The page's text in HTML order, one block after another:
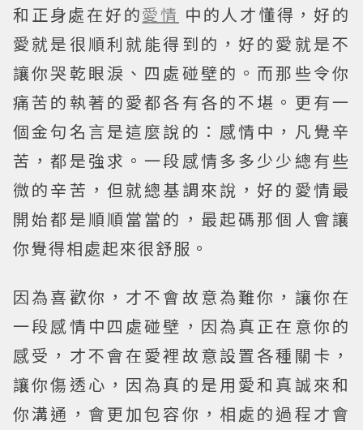
和正身處在好的愛情 中的人才懂得，好的
愛就是很順利就能得到的，好的愛就是不
讓你哭乾眼淚、四處碰壁的。而那些令你
痛苦的執著的愛都各有各的不堪。更有一
個金句名言是這麼說的：感情中，凡覺辛
苦，都是強求。一段感情多多少少總有些
微的辛苦，但就總基調來說，好的愛情最
開始都是順順當當的，最起碼那個人會讓
你覺得相處起來很舒服。
因為喜歡你，才不會故意為難你，讓你在
一段感情中四處碰壁，因為真正在意你的
感受，才不會在愛裡故意設置各種關卡，
讓你傷透心，因為真的是用愛和真誠來和
你溝通，會更加包容你，相處的過程才會